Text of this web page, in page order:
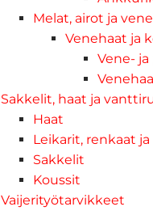
Melat, airot ja
Venehaat ja
Vene-
Sakkelit, haat ja
Haat
Leikarit, renkaat
Sakkelit
Koussit
Vaijerityötarvikkeet